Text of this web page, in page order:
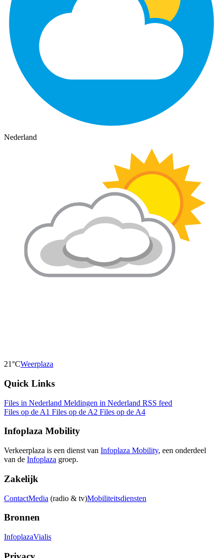
Nederland
21°CWeerplaza
Quick Links
Files in Nederland Meldingen in Nederland RSS feed
Files op de A1 Files op de A2 Files op de A4
Infoplaza Mobility
Verkeerplaza is een dienst van Infoplaza Mobility, een onderdeel
van de Infoplaza groep.
Zakelijk
ContactMedia (radio & tv)Mobiliteitsdiensten
Bronnen
InfoplazaVialis